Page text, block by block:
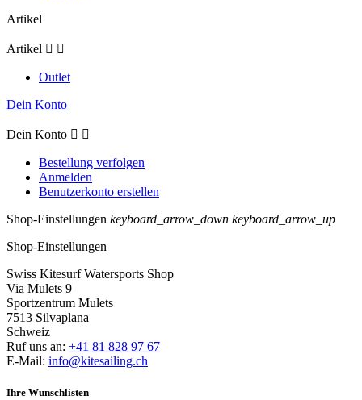
Artikel
Artikel  
Outlet
Dein Konto
Dein Konto  
Bestellung verfolgen
Anmelden
Benutzerkonto erstellen
Shop-Einstellungen keyboard_arrow_down keyboard_arrow_up
Shop-Einstellungen
Swiss Kitesurf Watersports Shop
Via Mulets 9
Sportzentrum Mulets
7513 Silvaplana
Schweiz
Ruf uns an: +41 81 828 97 67
E-Mail: info@kitesailing.ch
Ihre Wunschlisten